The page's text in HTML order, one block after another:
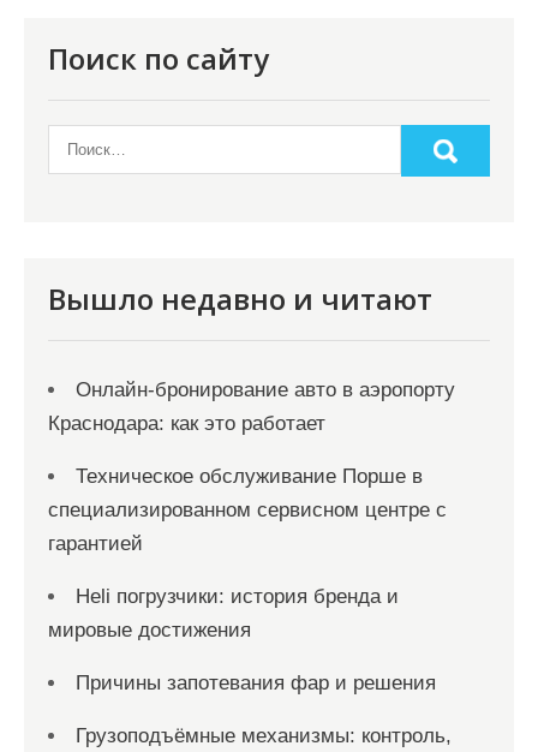
Поиск по сайту
Вышло недавно и читают
Онлайн‑бронирование авто в аэропорту
Краснодара: как это работает
Техническое обслуживание Порше в
специализированном сервисном центре с
гарантией
Heli погрузчики: история бренда и
мировые достижения
Причины запотевания фар и решения
Грузоподъёмные механизмы: контроль,